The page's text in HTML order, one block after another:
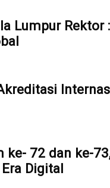
Lumpur Rektor
ke- 72 dan ke-
Digital